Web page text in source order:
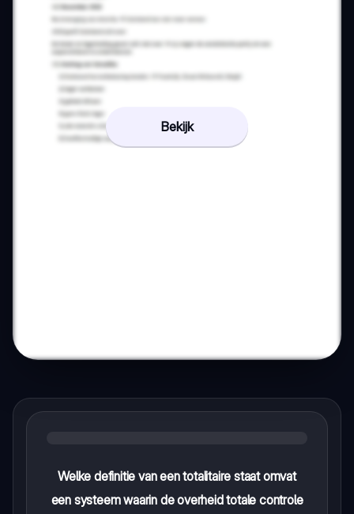
Bekijk
Welke definitie van een totalitaire staat omvat
een systeem waarin de overheid totale controle